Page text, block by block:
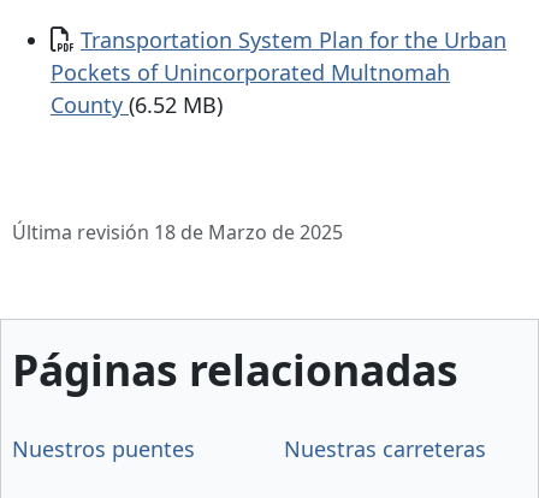
Documento
Transportation System Plan for the Urban
Pockets of Unincorporated Multnomah
County (6.52 MB)
Última revisión 18 de Marzo de 2025
Páginas relacionadas
Nuestros puentes Nuestras carreteras